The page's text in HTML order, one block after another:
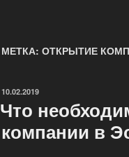
МЕТКА: ОТКРЫТИЕ
ОПУБЛИКОВАНО
10.02.2019
Что
компании в